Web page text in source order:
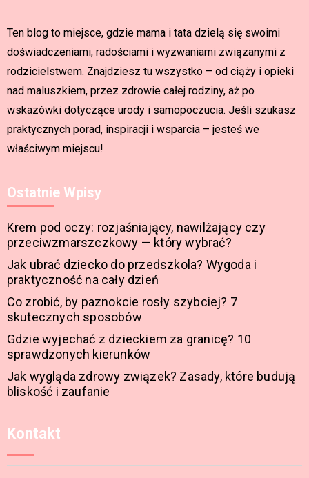
Ten blog to miejsce, gdzie mama i tata dzielą się swoimi
doświadczeniami, radościami i wyzwaniami związanymi z
rodzicielstwem. Znajdziesz tu wszystko – od ciąży i opieki
nad maluszkiem, przez zdrowie całej rodziny, aż po
wskazówki dotyczące urody i samopoczucia. Jeśli szukasz
praktycznych porad, inspiracji i wsparcia – jesteś we
właściwym miejscu!
Ostatnie Wpisy
Krem pod oczy: rozjaśniający, nawilżający czy
przeciwzmarszczkowy — który wybrać?
Jak ubrać dziecko do przedszkola? Wygoda i
praktyczność na cały dzień
Co zrobić, by paznokcie rosły szybciej? 7
skutecznych sposobów
Gdzie wyjechać z dzieckiem za granicę? 10
sprawdzonych kierunków
Jak wygląda zdrowy związek? Zasady, które budują
bliskość i zaufanie
Kontakt